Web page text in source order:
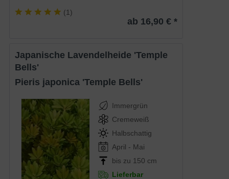
(1)
ab 16,90 € *
Japanische Lavendelheide 'Temple
Bells'
Pieris japonica 'Temple Bells'
Immergrün
Cremeweiß
Halbschattig
April - Mai
bis zu 150 cm
Lieferbar